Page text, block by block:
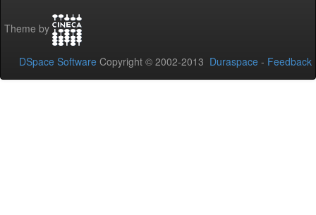
Theme by
DSpace Software Copyright © 2002-2013 Duraspace - Feedback